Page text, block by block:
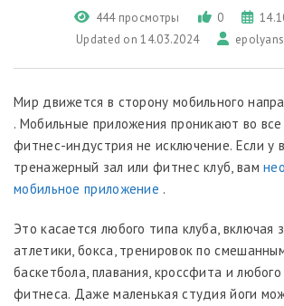
444 просмотры 0
Updated on 14.03.2024
Мир движется в сторону мобильного
. Мобильные приложения проникают во все
фитнес-индустрия не исключение. Если у
тренажерный зал или фитнес клуб, вам
мобильное приложение .
Это касается любого типа клуба, включая
атлетики, бокса, тренировок по
баскетбола, плавания, кроссфита и
фитнеса. Даже маленькая студия йоги